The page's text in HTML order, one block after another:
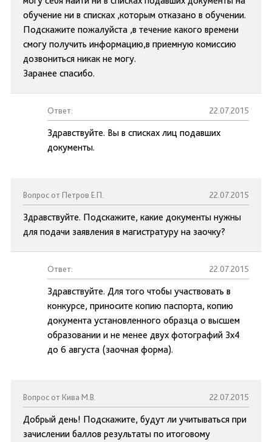
обучение ни в списках ,которым отказано в обучении.
Подскажите пожалуйста ,в течение какого времени
смогу получить информацию,в приемную комиссию
дозвониться никак не могу.
Заранее спасибо.
Ответ: 22.07.2015
Здравствуйте. Вы в списках лиц подавших
документы.
Вопрос от Петров Е.П. 22.07.2015
Здравствуйте. Подскажите, какие документы нужны
для подачи заявления в магистратуру на заочку?
Ответ: 22.07.2015
Здравствуйте. Для того чтобы участвовать в
конкурсе, приносите копию паспорта, копию
документа установленного образца о высшем
образовании и не менее двух фотографий 3х4
до 6 августа (заочная форма).
Вопрос от Кива М.В. 22.07.2015
Добрый день! Подскажите, будут ли учитываться при
зачислении баллов результаты по итоговому